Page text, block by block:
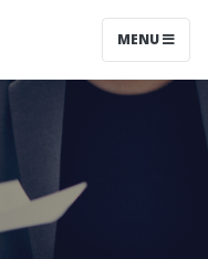
MENU